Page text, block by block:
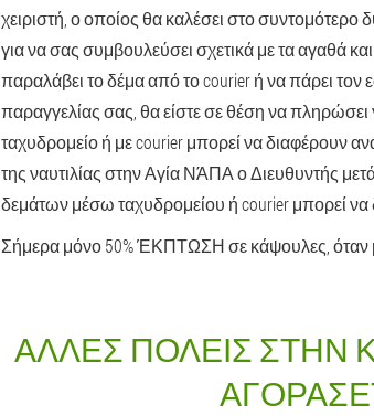
χειριστή, ο οποίος θα καλέσει στο
για να σας συμβουλεύσει σχετικά με τα αγαθά
παραλάβει το δέμα από το courier ή να πάρει
παραγγελίας σας, θα είστε σε θέση να
ταχυδρομείο ή με courier μπορεί να διαφέρουν
της ναυτιλίας στην Αγία ΝΆΠΑ ο Διευθυντής
δεμάτων μέσω ταχυδρομείου ή courier μπορεί
Σήμερα μόνο 50% ΈΚΠΤΩΣΗ σε κάψουλες, όταν
ΆΛΛΕΣ ΠΌΛΕΙΣ ΣΤΗΝ